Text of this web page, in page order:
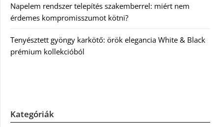
Napelem rendszer telepítés szakemberrel: miért nem
érdemes kompromisszumot kötni?
Tenyésztett gyöngy karkötő: örök elegancia White & Black
prémium kollekcióból
Kategóriák